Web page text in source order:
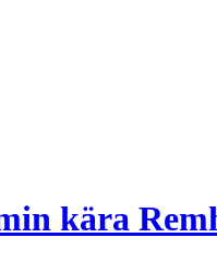
kära